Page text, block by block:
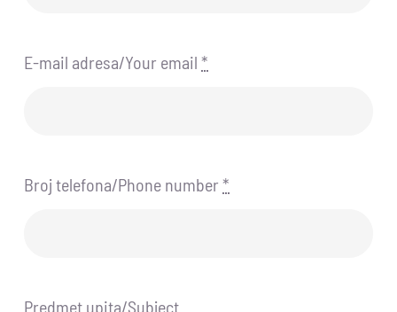
E-mail adresa/Your email *
Broj telefona/Phone number *
Predmet upita/Subject